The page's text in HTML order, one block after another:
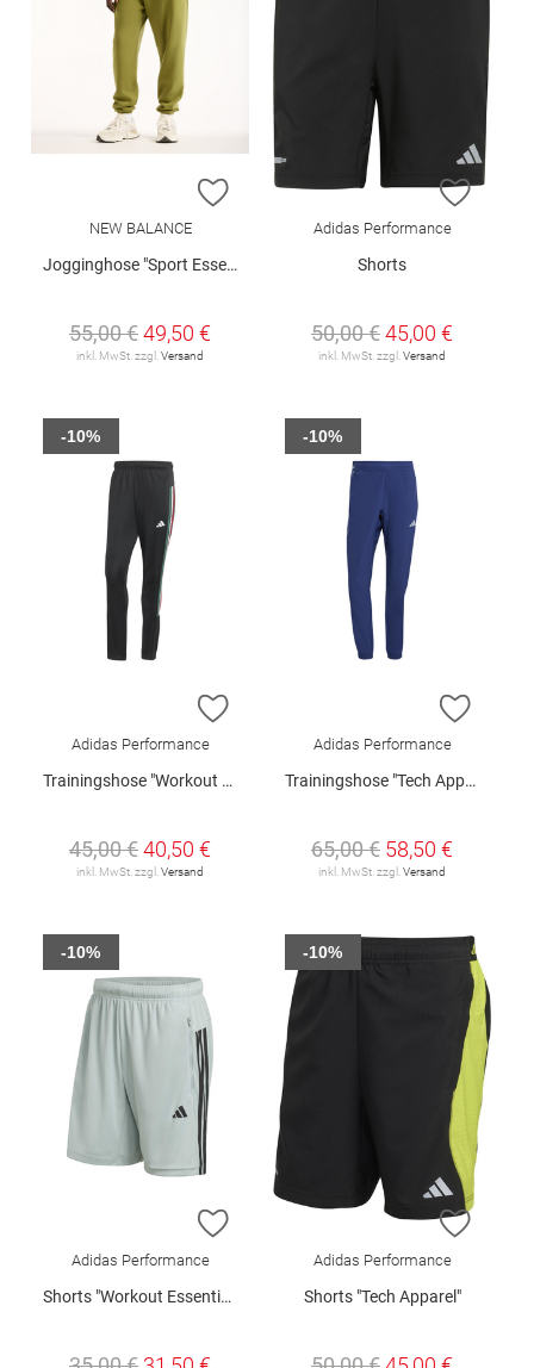
ZUR WUNSCHLISTE HINZUFÜGEN
NEW BALANCE
Jogginghose "Sport Essentials"
55,00 €49,50 €
inkl. MwSt. zzgl. Versand
ZUR
Adidas Performance
Shorts
50,00 €45,00 €
inkl. MwSt. zzgl. Versand
ZUR WUNSCHLISTE HINZUFÜGEN
Adidas Performance
Trainingshose "Workout Essentials"
45,00 €40,50 €
inkl. MwSt. zzgl. Versand
-10%
ZUR
Adidas Performance
Trainingshose "Tech Apparel"
65,00 € 58,50 €
inkl. MwSt. zzgl. Versand
-10%
ZUR WUNSCHLISTE HINZUFÜGEN
Adidas Performance
Shorts "Workout Essentials Base"
-10%
ZUR
Adidas Performance
Shorts "Tech Apparel"
-10%